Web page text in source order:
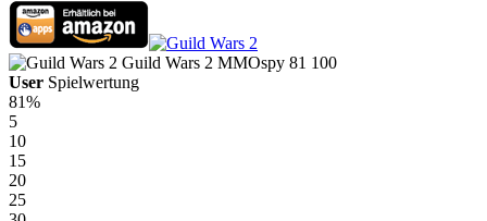
Guild Wars 2 MMOspy 81 100
User Spielwertung
81%
5
10
15
20
25